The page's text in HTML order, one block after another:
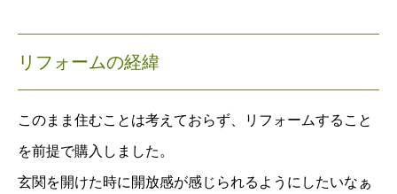
リフォームの経緯
このまま住むことは考えておらず、リフォームすること
を前提で購入しました。
玄関を開けた時に開放感が感じられるようにしたいなぁ